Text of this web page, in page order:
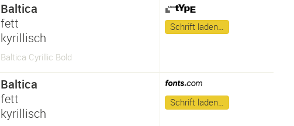
Baltica
fett
kyrillisch
Baltica Cyrillic Bold
Schrift laden…
Baltica
fett
kyrillisch
Schrift laden…